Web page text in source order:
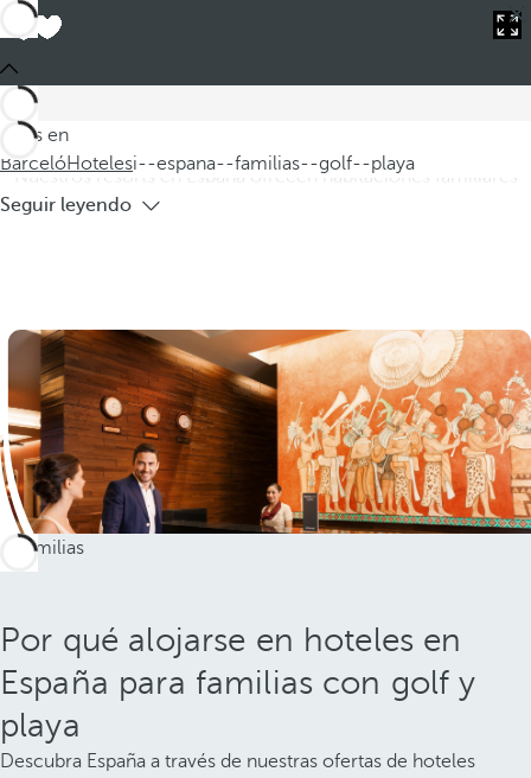
Estás en
BarcelóHotelesi--espana--familias--golf--playa
Barceló
playa
Descubra nuestros hoteles en España ideales para familias que
buscan combinar golf y playa en un entorno inigualable.
Nuestros resorts en España ofrecen habitaciones familiares
Seguir leyendo
Por qué alojarse en hoteles en
España para familias con golf y
playa
Descubra España a través de nuestras ofertas de hoteles